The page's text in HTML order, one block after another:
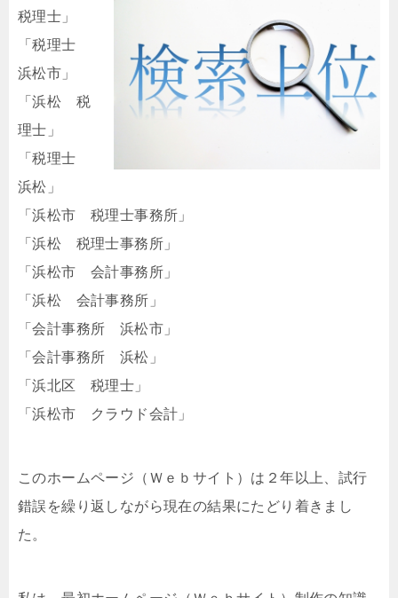
税理士」
「税理士
浜松市」
「浜松 税
理士」
「税理士
浜松」
「浜松市 税理士事務所」
「浜松 税理士事務所」
「浜松市 会計事務所」
「浜松 会計事務所」
「会計事務所 浜松市」
「会計事務所 浜松」
「浜北区 税理士」
「浜松市 クラウド会計」
このホームページ（Ｗｅｂサイト）は２年以上、試行
錯誤を繰り返しながら現在の結果にたどり着きまし
た。